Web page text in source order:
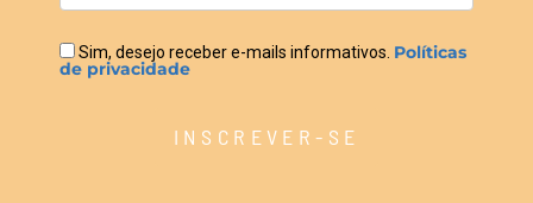
Sim, desejo receber e-mails informativos. Políticas
de privacidade
INSCREVER-SE